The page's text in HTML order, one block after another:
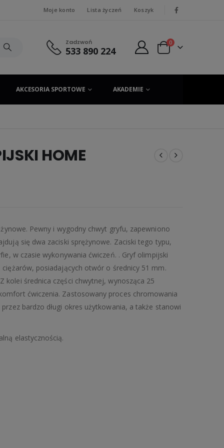
Moje konto Lista życzeń Koszyk
Zadzwoń
533 890 224
0
AKCESORIA SPORTOWE AKADEMIE
HOME
Pewny i wygodny chwyt gryfu, zapewniono
się dwa zaciski sprężynowe. Zaciski tego typu,
w czasie wykonywania ćwiczeń. . Gryf olimpijski
posiadających otwór o średnicy 51 mm.
kolei średnica części chwytnej, wynosząca 25
ćwiczenia. Zastosowany proces chromowania
bardzo długi okres użytkowania, a także stanowi
elastycznością.